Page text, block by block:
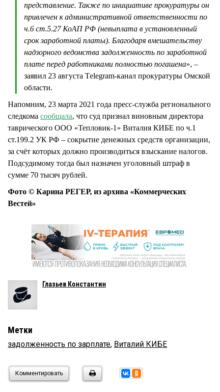
представление. Также по инициативе прокуратуры он
привлечен к административной ответственности по
ч.6 ст.5.27 КоАП РФ (невыплата в установленный
срок заработной платы). Благодаря вмешательству
надзорного ведомства задолженность по заработной
плате перед работниками полностью погашена», –
заявил 23 августа Тelegram-канал прокуратуры Омской
области.
Напомним, 23 марта 2021 года пресс-служба регионального
следкома сообщала, что суд признал виновным директора
таврического ООО «Тепловик-1» Виталия КИБЕ по ч.1
ст.199.2 УК РФ – сокрытие денежных средств организации,
за счёт которых должно производиться взыскание налогов.
Подсудимому тогда был назначен уголовный штраф в
сумме 70 тысяч рублей.
Фото © Карина РЕГЕР, из архива «Коммерческих
Вестей»
Глазьев Константин
Метки
задолженность по зарплате, Виталий КИБЕ
Комментировать